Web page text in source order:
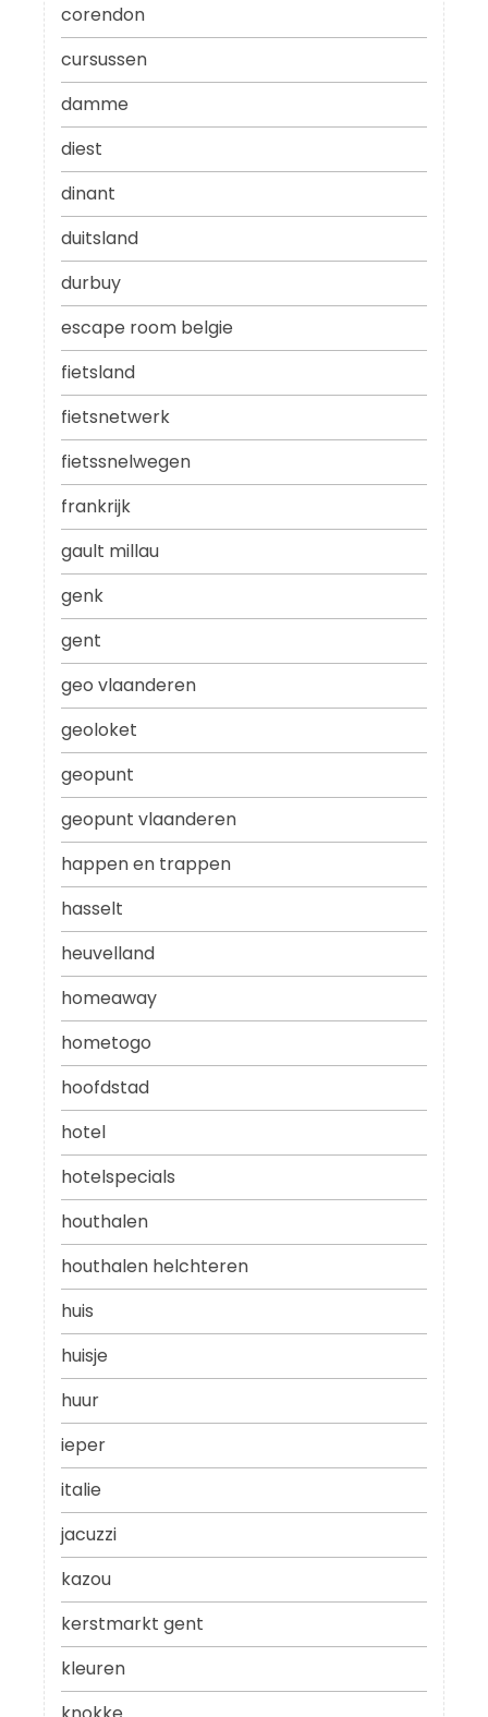
corendon
cursussen
damme
diest
dinant
duitsland
durbuy
escape room belgie
fietsland
fietsnetwerk
fietssnelwegen
frankrijk
gault millau
genk
gent
geo vlaanderen
geoloket
geopunt
geopunt vlaanderen
happen en trappen
hasselt
heuvelland
homeaway
hometogo
hoofdstad
hotel
hotelspecials
houthalen
houthalen helchteren
huis
huisje
huur
ieper
italie
jacuzzi
kazou
kerstmarkt gent
kleuren